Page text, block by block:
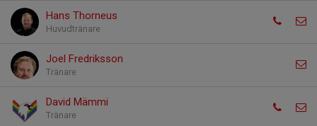
Hans Thorneus
Huvudtränare
Joel Fredriksson
Tränare
David Mämmi
Tränare